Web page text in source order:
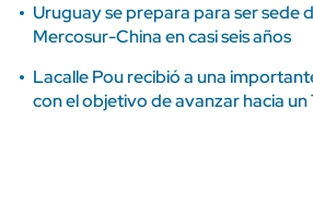
Uruguay se prepara para ser sede
Mercosur-China en casi seis años
Lacalle Pou recibió a una
con el objetivo de avanzar hacia un